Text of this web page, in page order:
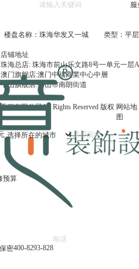
服
楼盘名称：珠海华发又一城 类型： 平层
店铺地址
珠海总店: 珠海市前山乐文路8号一单元一层
澳门旗舰店:澳门中福商業中心中層
中山旗舰店:中山市南朗街道
程有限公司All Rights Reserved 版权 网站地
图
预算
密400-8293-828